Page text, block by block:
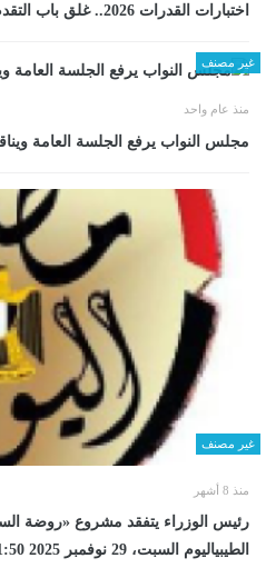
اختبارات القدرات 2026.. غلق باب التقدم عبر موقع التنسيق 6 أغسطس
غير مصنف
منذ عام واحد
مجلس النواب يرفع الجلسة العامة
غير مصنف
منذ 8 أشهر
الطيبياليوم السبت، 29 نوفمبر 2025 11:50 صـ